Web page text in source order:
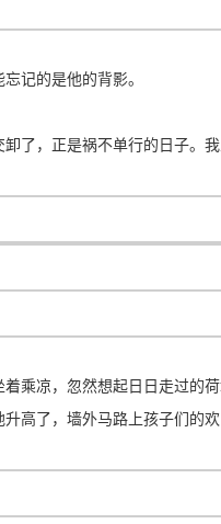
记的是他的背影。
了，正是祸不单行的日子。
乘凉，忽然想起日日走过的
高了，墙外马路上孩子们的欢